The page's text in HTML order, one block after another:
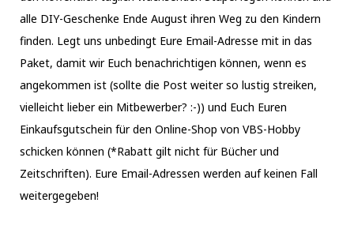
alle DIY-Geschenke Ende August ihren Weg zu den Kindern
finden. Legt uns unbedingt Eure Email-Adresse mit in das
Paket, damit wir Euch benachrichtigen können, wenn es
angekommen ist (sollte die Post weiter so lustig streiken,
vielleicht lieber ein Mitbewerber? :-)) und Euch Euren
Einkaufsgutschein für den Online-Shop von VBS-Hobby
schicken können (*Rabatt gilt nicht für Bücher und
Zeitschriften). Eure Email-Adressen werden auf keinen Fall
weitergegeben!